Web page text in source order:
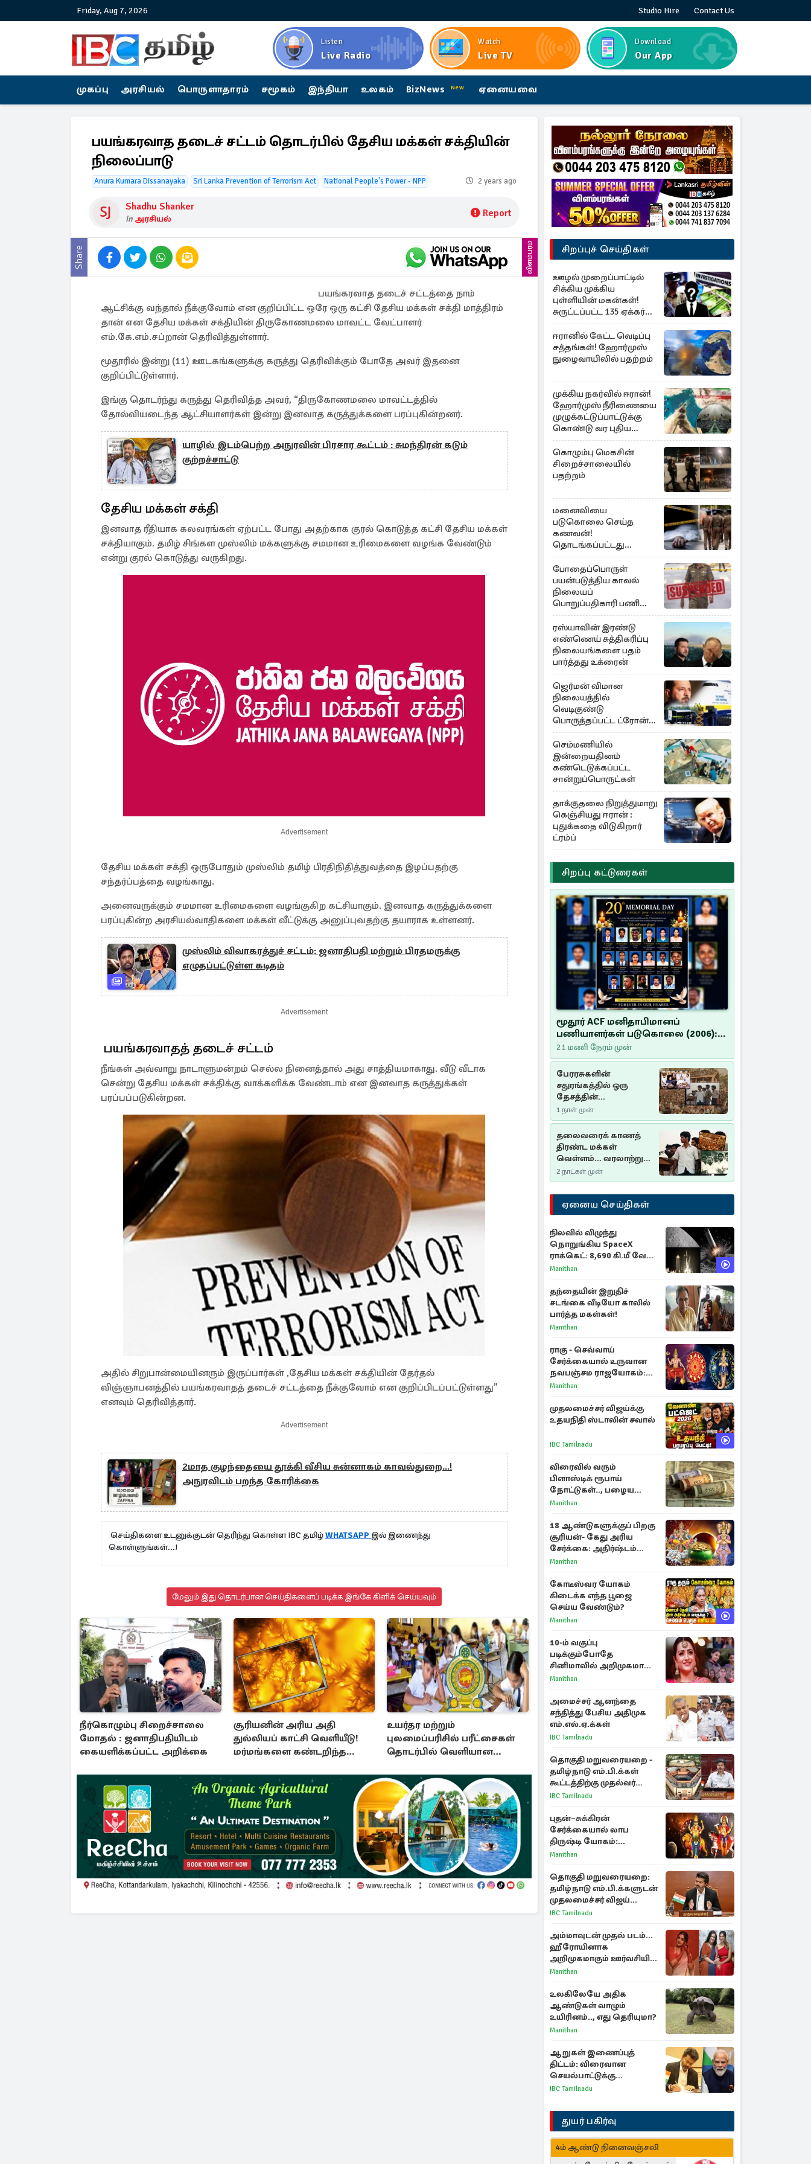
Friday, Aug 7, 2026 Studio Hire Contact Us
Listen
Live Radio
Watch
Live TV
Download
Our App
முகப்பு அரசியல் பொருளாதாரம் சமூகம் இந்தியா உலகம் BizNews New ஏனையவை
பயங்கரவாத தடைச் சட்டம் தொடர்பில் தேசிய மக்கள் சக்தியின்
நிலைப்பாடு
Anura Kumara Dissanayaka Sri Lanka Prevention of Terrorism Act National People's Power - NPP 2 years ago
Shadhu Shanker
in அரசியல் Report
Share விளம்பரம்
பயங்கரவாத தடைச் சட்டத்தை நாம்
ஆட்சிக்கு வந்தால் நீக்குவோம் என குறிப்பிட்ட ஒரே ஒரு கட்சி தேசிய மக்கள் சக்தி மாத்திரம்
தான் என தேசிய மக்கள் சக்தியின் திருகோணமலை மாவட்ட வேட்பாளர்
எம்.கே.எம்.சப்றான் தெரிவித்துள்ளார்.
மூதூரில் இன்று (11) ஊடகங்களுக்கு கருத்து தெரிவிக்கும் போதே அவர் இதனை
குறிப்பிட்டுள்ளார்.
இங்கு தொடர்ந்து கருத்து தெரிவித்த அவர், “திருகோணமலை மாவட்டத்தில்
தோல்வியடைந்த ஆட்சியாளர்கள் இன்று இனவாத கருத்துக்களை பரப்புகின்றனர்.
யாழில் இடம்பெற்ற அநுரவின் பிரசார கூட்டம் : சுமந்திரன் கடும்
குற்றச்சாட்டு
தேசிய மக்கள் சக்தி
இனவாத ரீதியாக கலவரங்கள் ஏற்பட்ட போது அதற்காக குரல் கொடுத்த கட்சி தேசிய மக்கள்
சக்தியாகும். தமிழ் சிங்கள முஸ்லிம் மக்களுக்கு சமமான உரிமைகளை வழங்க வேண்டும்
என்று குரல் கொடுத்து வருகிறது.
Advertisement
தேசிய மக்கள் சக்தி ஒருபோதும் முஸ்லிம் தமிழ் பிரதிநிதித்துவத்தை இழப்பதற்கு
சந்தர்ப்பத்தை வழங்காது.
அனைவருக்கும் சமமான உரிமைகளை வழங்குகிற கட்சியாகும். இனவாத கருத்துக்களை
பரப்புகின்ற அரசியல்வாதிகளை மக்கள் வீட்டுக்கு அனுப்புவதற்கு தயாராக உள்ளனர்.
முஸ்லிம் விவாகரத்துச் சட்டம்: ஜனாதிபதி மற்றும் பிரதமருக்கு
எழுதப்பட்டுள்ள கடிதம்
Advertisement
பயங்கரவாதத் தடைச் சட்டம்
நீங்கள் அவ்வாறு நாடாளுமன்றம் செல்ல நினைத்தால் அது சாத்தியமாகாது. வீடு வீடாக
சென்று தேசிய மக்கள் சக்திக்கு வாக்களிக்க வேண்டாம் என இனவாத கருத்துக்கள்
பரப்பப்படுகின்றன.
அதில் சிறுபான்மையினரும் இருப்பார்கள் ,தேசிய மக்கள் சக்தியின் தேர்தல்
விஞ்ஞாபனத்தில் பயங்கரவாதத் தடைச் சட்டத்தை நீக்குவோம் என குறிப்பிடப்பட்டுள்ளது”
எனவும் தெரிவித்தார்.
Advertisement
2மாத குழந்தையை தூக்கி வீசிய சுன்னாகம் காவல்துறை...!
அநுரவிடம் பறந்த கோரிக்கை
செய்திகளை உடனுக்குடன் தெரிந்து கொள்ள IBC தமிழ்WHATSAPP இல் இணைந்து
கொள்ளுங்கள்...!
மேலும் இது தொடர்பான செய்திகளைப் படிக்க இங்கே கிளிக் செய்யவும்
நீர்கொழும்பு சிறைச்சாலை
மோதல் : ஜனாதிபதியிடம்
கையளிக்கப்பட்ட அறிக்கை
சூரியனின் அரிய அதி
துல்லியப் காட்சி வெளியீடு!
மர்மங்களை கண்டறிந்த
உயர்தர மற்றும்
புலமைப்பரிசில் பரீட்சைகள்
தொடர்பில் வெளியான
சிறப்புச் செய்திகள்
ஊழல் முறைப்பாட்டில்
சிக்கிய முக்கிய
புள்ளியின் மகன்கள்!
சுருட்டப்பட்ட 135 ஏக்கர்
தேயிலைத் தோட்டம்
ஈரானில் கேட்ட வெடிப்பு
சத்தங்கள்! ஹோர்முஸ்
நுழைவாயிலில் பதற்றம்
முக்கிய நகர்வில் ஈரான்!
ஹோர்முஸ் நீரிணையை
முழுக்கட்டுப்பாட்டுக்கு
கொண்டு வர புதிய
சட்டமூலம்
கொழும்பு மெகசின்
சிறைச்சாலையில்
பதற்றம்
மனைவியை
படுகொலை செய்த
கணவன்!
தொடங்கப்பட்டது
விசாரணை
போதைப்பொருள்
பயன்படுத்திய காவல்
நிலையப்
பொறுப்பதிகாரி பணி
இடைநீக்கம்
ரஸ்யாவின் இரண்டு
எண்ணெய் சுத்திகரிப்பு
நிலையங்களை பதம்
பார்த்தது உக்ரைன்
ஜெர்மன் விமான
நிலையத்தில்
வெடிகுண்டு
பொருத்தப்பட்ட ட்ரோன்!
தப்பியது உக்ரைன்
விமானம்
செம்மணியில்
இன்றையதினம்
கண்டெடுக்கப்பட்ட
சான்றுப்பொருட்கள்
தாக்குதலை நிறுத்துமாறு
கெஞ்சியது ஈரான் :
புதுக்கதை விடுகிறார்
ட்ரம்ப்
சிறப்பு கட்டுரைகள்
மூதூர் ACF மனிதாபிமானப்
பணியாளர்கள் படுகொலை (2006):
20 ஆண்டுகளாகியும் நீதி
மறுக்கப்பட்ட மனிதாபிமானப்
பேரவலம்
21 மணி நேரம் முன்
பேரரசுகளின்
சதுரங்கத்தில் ஒரு
தேசத்தின்
தீர்க்கதரிசனம் :
சுதுமலை பிரகடனம்
ஒரு வரலாற்றுப் பாடம்
1 நாள் முன்
தலைவரைக் காணத்
திரண்ட மக்கள்
வெள்ளம்... வரலாற்றுச்
சிறப்புமிக்க சுதுமலைப்
பிரகடனம்…
2 நாட்கள் முன்
ஏனைய செய்திகள்
நிலவில் விழுந்து
நொறுங்கிய SpaceX
ராக்கெட்: 8,690 கி.மீ வேக
மோதலால் உருவான புதிய
Manithan
தந்தையின் இறுதிச்
சடங்கை வீடியோ காலில்
பார்த்த மகள்கள்!
Manithan
ராகு - செவ்வாய்
சேர்க்கையால் உருவான
நவபஞ்சம ராஜயோகம்:
அதிர்ஷ்டம் பெறும் 3
Manithan
முதலமைச்சர் விஜய்க்கு
உதயநிதி ஸ்டாலின் சவால்
IBC Tamilnadu
விரைவில் வரும்
பிளாஸ்டிக் ரூபாய்
நோட்டுகள்.., பழைய
காகித நோட்டுகள்
Manithan
18 ஆண்டுகளுக்குப் பிறகு
சூரியன்- கேது அரிய
சேர்க்கை: அதிர்ஷ்டம்
பெறும் 3 ராசிகள்!
Manithan
கோடீஸ்வர யோகம்
கிடைக்க எந்த பூஜை
செய்ய வேண்டும்?
Manithan
10-ம் வகுப்பு
படிக்கும்போதே
சினிமாவில் அறிமுகமான
த்ரிஷா! உண்மையை
காந்தி
Manithan
அமைச்சர் ஆனந்தை
சந்தித்து பேசிய அதிமுக
எம்.எல்.ஏ.க்கள்
IBC Tamilnadu
தொகுதி மறுவரையறை -
தமிழ்நாடு எம்.பி.க்கள்
கூட்டத்திற்கு முதல்வர்
விஜய் அழைப்பு
IBC Tamilnadu
புதன்–சுக்கிரன்
சேர்க்கையால் லாப
திருஷ்டி யோகம்:
அதிர்ஷ்டம் பெறும் டாப் 3
Manithan
தொகுதி மறுவரையறை:
தமிழ்நாடு எம்.பி.க்களுடன்
முதலமைச்சர் விஜய்
ஆலோசனை
IBC Tamilnadu
அம்மாவுடன் முதல் படம்...
ஹீரோயினாக
அறிமுகமாகும் ஊர்வசியின்
மகள் தேஜலட்சுமி!
Manithan
உலகிலேயே அதிக
ஆண்டுகள் வாழும்
உயிரினம்.., எது தெரியுமா?
Manithan
ஆறுகள் இணைப்புத்
திட்டம்: விரைவான
செயல்பாட்டுக்கு
பிரதமருக்கு முதலமைச்சர்
IBC Tamilnadu
துயர் பகிர்வு
4ம் ஆண்டு நினைவஞ்சலி